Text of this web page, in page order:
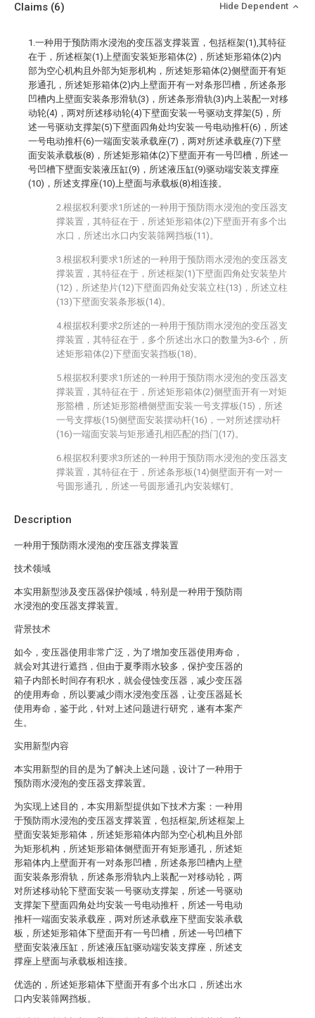
Description
一种用于预防雨水浸泡的变压器支撑装置
技术领域
本实用新型涉及变压器保护领域，特别是一种用于预防雨
水浸泡的变压器支撑装置。
背景技术
如今，变压器使用非常广泛，为了增加变压器使用寿命，
就会对其进行遮挡，但由于夏季雨水较多，保护变压器的
箱子内部长时间存有积水，就会侵蚀变压器，减少变压器
的使用寿命，所以要减少雨水浸泡变压器，让变压器延长
使用寿命，鉴于此，针对上述问题进行研究，遂有本案产
生。
实用新型内容
本实用新型的目的是为了解决上述问题，设计了一种用于
预防雨水浸泡的变压器支撑装置。
为实现上述目的，本实用新型提供如下技术方案：一种用
于预防雨水浸泡的变压器支撑装置，包括框架,所述框架上
壁面安装矩形箱体，所述矩形箱体内部为空心机构且外部
为矩形机构，所述矩形箱体侧壁面开有矩形通孔，所述矩
形箱体内上壁面开有一对条形凹槽，所述条形凹槽内上壁
面安装条形滑轨，所述条形滑轨内上装配一对移动轮，两
对所述移动轮下壁面安装一号驱动支撑架，所述一号驱动
支撑架下壁面四角处均安装一号电动推杆，所述一号电动
推杆一端面安装承载座，两对所述承载座下壁面安装承载
板，所述矩形箱体下壁面开有一号凹槽，所述一号凹槽下
壁面安装液压缸，所述液压缸驱动端安装支撑座，所述支
撑座上壁面与承载板相连接。
优选的，所述矩形箱体下壁面开有多个出水口，所述出水
口内安装筛网挡板。
Claims (6) Hide Dependent
1.一种用于预防雨水浸泡的变压器支撑装置，包括框架(1),其特征
在于，所述框架(1)上壁面安装矩形箱体(2)，所述矩形箱体(2)内
部为空心机构且外部为矩形机构，所述矩形箱体(2)侧壁面开有矩
形通孔，所述矩形箱体(2)内上壁面开有一对条形凹槽，所述条形
凹槽内上壁面安装条形滑轨(3)，所述条形滑轨(3)内上装配一对移
动轮(4)，两对所述移动轮(4)下壁面安装一号驱动支撑架(5)，所
述一号驱动支撑架(5)下壁面四角处均安装一号电动推杆(6)，所述
一号电动推杆(6)一端面安装承载座(7)，两对所述承载座(7)下壁
面安装承载板(8)，所述矩形箱体(2)下壁面开有一号凹槽，所述一
号凹槽下壁面安装液压缸(9)，所述液压缸(9)驱动端安装支撑座
(10)，所述支撑座(10)上壁面与承载板(8)相连接。
2.根据权利要求1所述的一种用于预防雨水浸泡的变压器支
撑装置，其特征在于，所述矩形箱体(2)下壁面开有多个出
水口，所述出水口内安装筛网挡板(11)。
3.根据权利要求1所述的一种用于预防雨水浸泡的变压器支
撑装置，其特征在于，所述框架(1)下壁面四角处安装垫片
(12)，所述垫片(12)下壁面四角处安装立柱(13)，所述立柱
(13)下壁面安装条形板(14)。
4.根据权利要求2所述的一种用于预防雨水浸泡的变压器支
撑装置，其特征在于，多个所述出水口的数量为3-6个，所
述矩形箱体(2)下壁面安装挡板(18)。
5.根据权利要求1所述的一种用于预防雨水浸泡的变压器支
撑装置，其特征在于，所述矩形箱体(2)侧壁面开有一对矩
形豁槽，所述矩形豁槽侧壁面安装一号支撑板(15)，所述
一号支撑板(15)侧壁面安装摆动杆(16)，一对所述摆动杆
(16)一端面安装与矩形通孔相匹配的挡门(17)。
6.根据权利要求3所述的一种用于预防雨水浸泡的变压器支
撑装置，其特征在于，所述条形板(14)侧壁面开有一对一
号圆形通孔，所述一号圆形通孔内安装螺钉。